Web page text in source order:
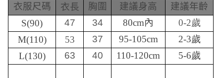
衣服尺碼 衣長 胸圍 建議身高
建議年齡
S(90)
47 34 80cm內
0-2歲
M(110)
53 37 95-105cm
2-3歲
L(130)
63 40 110-120cm 5-6歲